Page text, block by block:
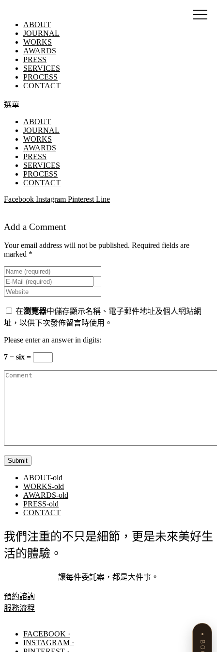
ABOUT
JOURNAL
WORKS
AWARDS
PRESS
SERVICES
PROCESS
CONTACT
選單
ABOUT
JOURNAL
WORKS
AWARDS
PRESS
SERVICES
PROCESS
CONTACT
Facebook Instagram Pinterest Line
Add a Comment
Your email address will not be published. Required fields are
marked *
在瀏覽器中儲存顯示名稱、電子郵件地址及個人網站網
址，以供下次發佈留言時使用。
Please enter an answer in digits:
7 − six =
ABOUT-old
WORKS-old
AWARDS-old
PRESS-old
CONTACT
我們注重的不只是細節，更是未來美好生
活的體驗。
讓每件委託案，都是大件事。
預約諮詢
服務流程
FACEBOOK ·
INSTAGRAM ·